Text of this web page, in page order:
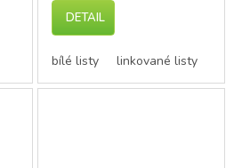
DETAIL
bílé listy linkované listy